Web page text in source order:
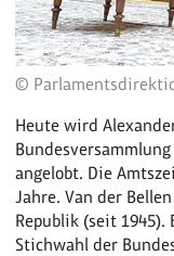
©
Heute wird
angelobt. Die
Jahre. Van der
Republik (seit
Stichwahl der